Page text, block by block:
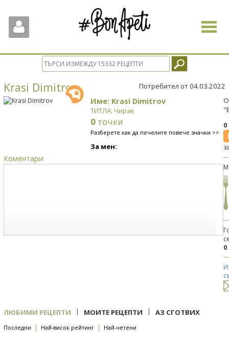
Toggle
Krasi Dimitrov Потребител от 04.03.2022
Име: Krasi Dimitrov
ТИТЛА: Чирак
0 точки
Разберете как да печелите повече значки >>
За мен:
Коментари
0
ЛЮБИМИ РЕЦЕПТИ | МОИТЕ РЕЦЕПТИ | АЗ СГОТВИХ
Последни | Най-висок рейтинг | Най-четени